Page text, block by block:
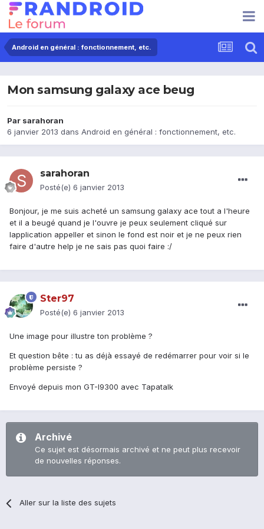
Android en général : fonctionnement, etc.
Mon samsung galaxy ace beug
Par sarahoran
6 janvier 2013 dans Android en général : fonctionnement, etc.
sarahoran
Posté(e) 6 janvier 2013
Bonjour, je me suis acheté un samsung galaxy ace tout a l'heure
et il a beugé quand je l'ouvre je peux seulement cliqué sur
lapplication appeller et sinon le fond est noir et je ne peux rien
faire d'autre help je ne sais pas quoi faire :/
Ster97
Posté(e) 6 janvier 2013
Une image pour illustre ton problème ?
Et question bête : tu as déjà essayé de redémarrer pour voir si le
problème persiste ?
Envoyé depuis mon GT-I9300 avec Tapatalk
Archivé
Ce sujet est désormais archivé et ne peut plus recevoir
de nouvelles réponses.
Aller sur la liste des sujets